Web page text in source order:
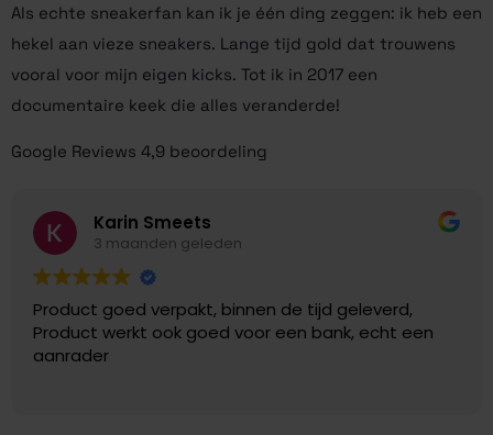
Als echte sneakerfan kan ik je één ding zeggen: ik heb een
hekel aan vieze sneakers. Lange tijd gold dat trouwens
vooral voor mijn eigen kicks. Tot ik in 2017 een
documentaire keek die alles veranderde!
Google Reviews 4,9 beoordeling
Karin Smeets
3 maanden geleden
Product goed verpakt, binnen de tijd geleverd,
Product werkt ook goed voor een bank, echt een
aanrader